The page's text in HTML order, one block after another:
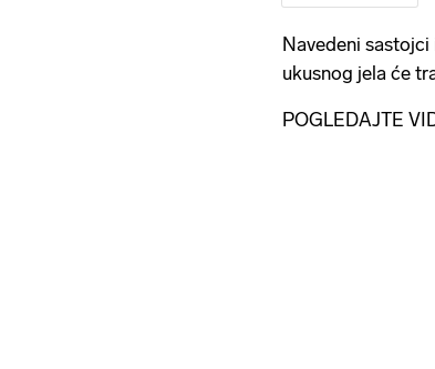
Navedeni
ukusnog jela će
POGLEDAJTE